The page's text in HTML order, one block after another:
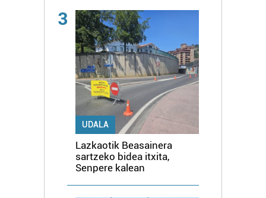
3
UDALA
Lazkaotik Beasainera
sartzeko bidea itxita,
Senpere kalean